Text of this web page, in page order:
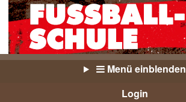
Menü einblenden
Login